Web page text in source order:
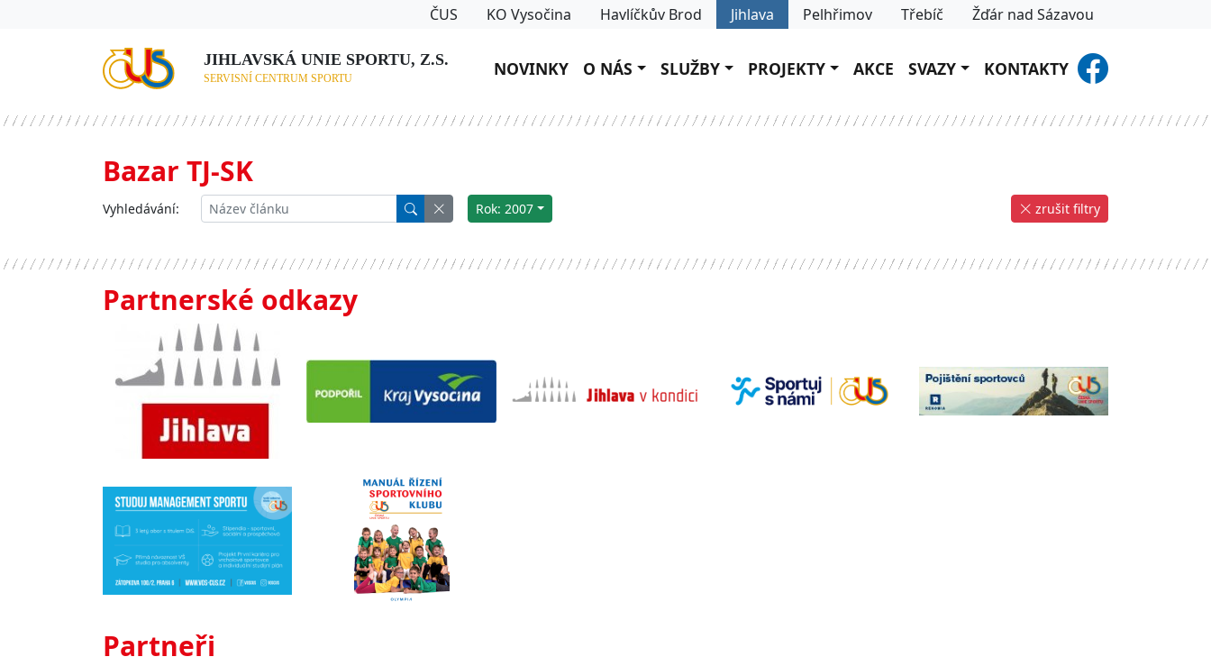
ČUS KO Vysočina Havlíčkův Brod Jihlava Pelhřimov Třebíč Žďár nad Sázavou
JIHLAVSKÁ UNIE SPORTU, Z.S.
SERVISNÍ CENTRUM SPORTU NOVINKY O NÁS SLUŽBY PROJEKTY AKCE SVAZY KONTAKTY
Bazar TJ-SK
Vyhledávání: Rok: 2007 zrušit filtry
Partnerské odkazy
Partneři